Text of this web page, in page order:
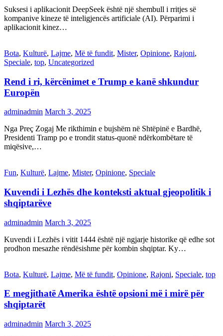
Suksesi i aplikacionit DeepSeek është një shembull i rritjes së
kompanive kineze të inteligjencës artificiale (AI). Përparimi i
aplikacionit kinez…
Bota, Kulturë, Lajme, Më të fundit, Mister, Opinione, Rajoni,
Speciale, top, Uncategorized
Rend i ri, kërcënimet e Trump e kanë shkundur
Europën
adminadmin March 3, 2025
Nga Preç Zogaj Me rikthimin e bujshëm në Shtëpinë e Bardhë,
Presidenti Tramp po e trondit status-quonë ndërkombëtare të
miqësive,…
Fun, Kulturë, Lajme, Mister, Opinione, Speciale
Kuvendi i Lezhës dhe konteksti aktual gjeopolitik i
shqiptarëve
adminadmin March 3, 2025
Kuvendi i Lezhës i vitit 1444 është një ngjarje historike që edhe sot
prodhon mesazhe rëndësishme për kombin shqiptar. Ky…
Bota, Kulturë, Lajme, Më të fundit, Opinione, Rajoni, Speciale, top
E megjithatë Amerika është opsioni më i mirë për
shqiptarët
adminadmin March 3, 2025